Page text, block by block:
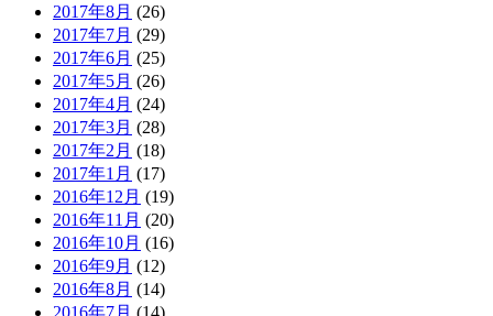
2017年8月 (26)
2017年7月 (29)
2017年6月 (25)
2017年5月 (26)
2017年4月 (24)
2017年3月 (28)
2017年2月 (18)
2017年1月 (17)
2016年12月 (19)
2016年11月 (20)
2016年10月 (16)
2016年9月 (12)
2016年8月 (14)
2016年7月 (14)